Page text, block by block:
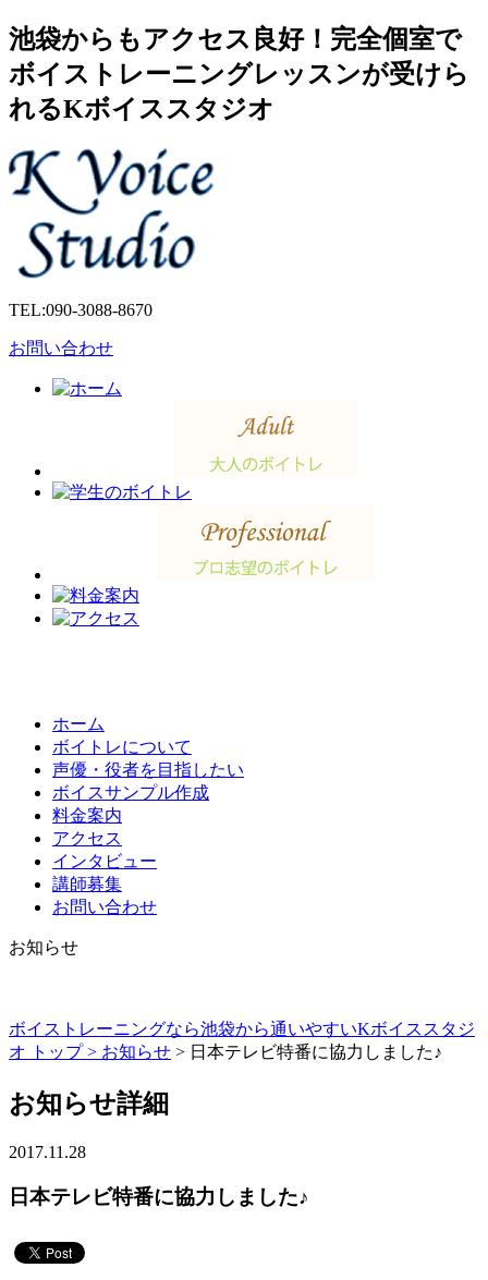
池袋からもアクセス良好！完全個室で
ボイストレーニングレッスンが受けら
れるKボイススタジオ
TEL:090-3088-8670
お問い合わせ
ホーム
ボイトレについて
声優・役者を目指したい
ボイスサンプル作成
料金案内
アクセス
インタビュー
講師募集
お問い合わせ
お知らせ
ボイストレーニングなら池袋から通いやすいKボイススタジ
オ トップ > お知らせ > 日本テレビ特番に協力しました♪
お知らせ詳細
2017.11.28
日本テレビ特番に協力しました♪